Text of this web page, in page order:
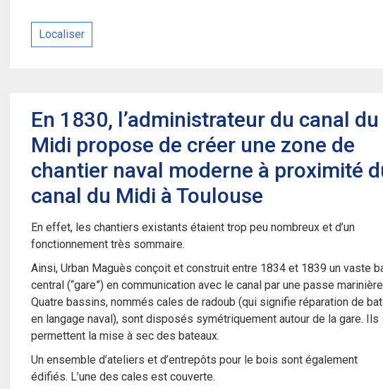
Localiser
En 1830, l’administrateur du canal du
Midi propose de créer une zone de
chantier naval moderne à proximité
canal du Midi à Toulouse
En effet, les chantiers existants étaient trop peu nombreux et d’un
fonctionnement très sommaire.
Ainsi, Urban Maguès conçoit et construit entre 1834 et 1839 un vaste
central (“gare”) en communication avec le canal par une passe
Quatre bassins, nommés cales de radoub (qui signifie réparation de
en langage naval), sont disposés symétriquement autour de la gare. Ils
permettent la mise à sec des bateaux.
Un ensemble d’ateliers et d’entrepôts pour le bois sont également
édifiés. L’une des cales est couverte.